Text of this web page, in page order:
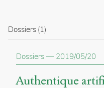
Dossiers (1)
Dossiers — 2019/05/20
Authentique